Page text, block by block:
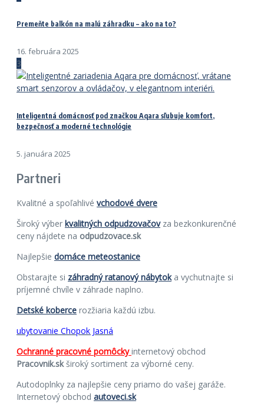
Premeňte balkón na malú záhradku – ako na to?
16. februára 2025
3
Inteligentná domácnosť pod značkou Aqara sľubuje komfort,
bezpečnosť a moderné technológie
5. januára 2025
Partneri
Kvalitné a spoľahlivé vchodové dvere
Široký výber kvalitných odpudzovačovza bezkonkurenčné
ceny nájdete na odpudzovace.sk
Najlepšie domáce meteostanice
Obstarajte si záhradný ratanový nábytoka vychutnajte si
príjemné chvíle v záhrade naplno.
Detské koberce rozžiaria každú izbu.
ubytovanie Chopok Jasná
Ochranné pracovné pomôckyinternetový obchod
Pracovnik.skširoký sortiment za výborné ceny.
Autodoplnky za najlepšie ceny priamo do vašej garáže.
Internetový obchod autoveci.sk